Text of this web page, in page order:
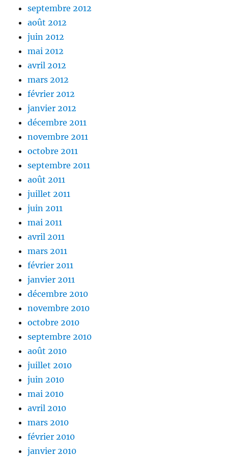
septembre 2012
août 2012
juin 2012
mai 2012
avril 2012
mars 2012
février 2012
janvier 2012
décembre 2011
novembre 2011
octobre 2011
septembre 2011
août 2011
juillet 2011
juin 2011
mai 2011
avril 2011
mars 2011
février 2011
janvier 2011
décembre 2010
novembre 2010
octobre 2010
septembre 2010
août 2010
juillet 2010
juin 2010
mai 2010
avril 2010
mars 2010
février 2010
janvier 2010